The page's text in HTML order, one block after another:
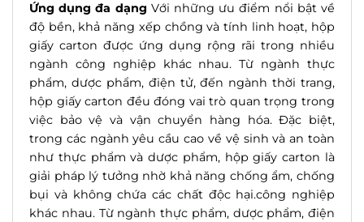
Ứng dụng đa dạng Với những ưu điểm nổi bật về
độ bền, khả năng xếp chồng và tính linh hoạt, hộp
giấy carton được ứng dụng rộng rãi trong nhiều
ngành công nghiệp khác nhau. Từ ngành thực
phẩm, dược phẩm, điện tử, đến ngành thời trang,
hộp giấy carton đều đóng vai trò quan trọng trong
việc bảo vệ và vận chuyển hàng hóa. Đặc biệt,
trong các ngành yêu cầu cao về vệ sinh và an toàn
như thực phẩm và dược phẩm, hộp giấy carton là
giải pháp lý tưởng nhờ khả năng chống ẩm, chống
bụi và không chứa các chất độc hại.công nghiệp
khác nhau. Từ ngành thực phẩm, dược phẩm, điện